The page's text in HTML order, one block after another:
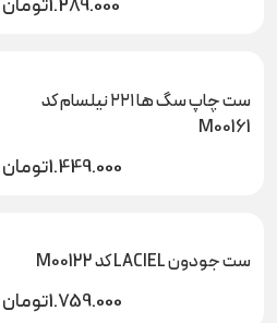
1.289.000تومان
ست چاپ سگ ها ۲۲۱ نیلسام کد
M00161
1.449.000تومان
ست جودون LACIEL کد M00122
1.759.000تومان